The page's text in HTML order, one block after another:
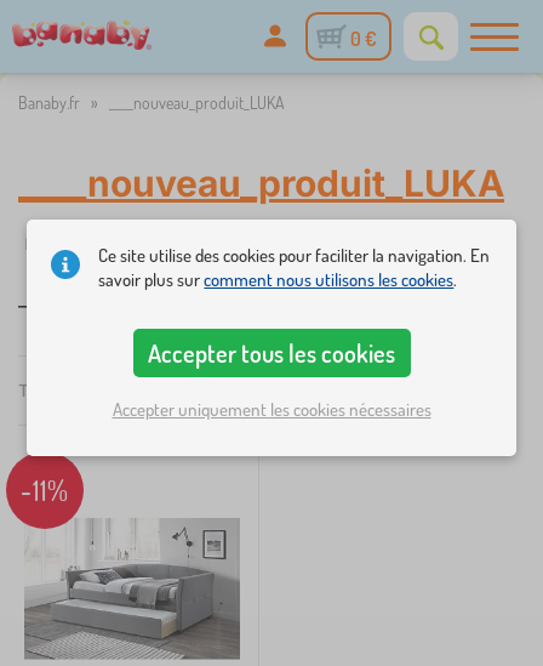
0 €
Banaby.fr » ____nouveau_produit_LUKA
____nouveau_produit_LUKA
Filtrer
×
›
i
t
e
n
f
a
n
1
431 €
432 €
Total
Recommandé
-11%
Ce site utilise des cookies pour faciliter la navigation. En
savoir plus surcomment nous utilisons les cookies.
Accepter tous les cookies
Accepter uniquement les cookies nécessaires